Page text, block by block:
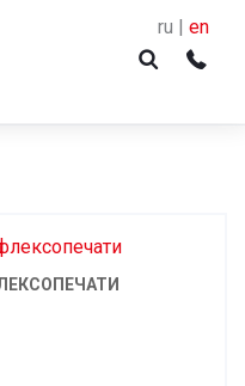
ru |en